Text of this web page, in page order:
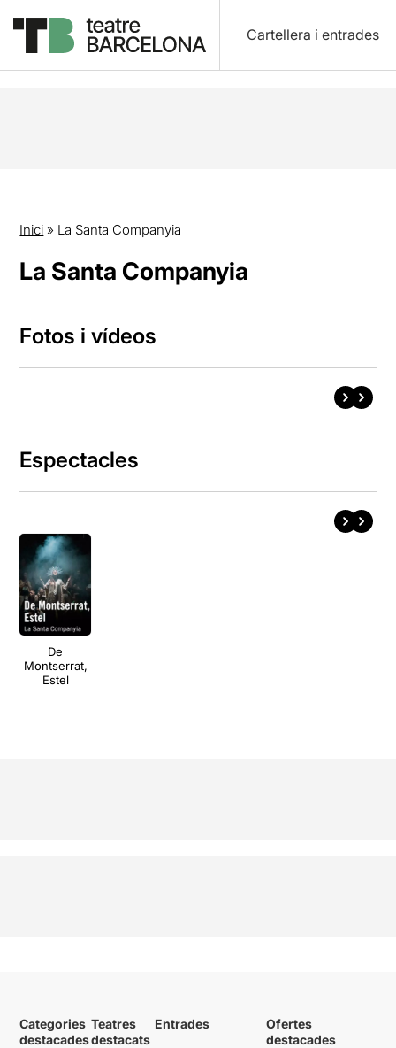
Cartellera i entrades
Inici » La Santa Companyia
La Santa Companyia
Fotos i vídeos
Espectacles
De
Montserrat,
Estel
Categories
destacades
Teatres
destacats
Entrades
Ofertes
destacades